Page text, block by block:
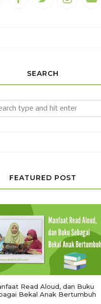
SEARCH
FEATURED POST
Read Aloud, dan Buku
Bekal Anak Bertumbuh